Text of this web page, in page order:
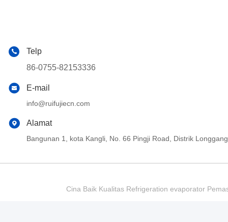
Telp
86-0755-82153336
E-mail
info@ruifujiecn.com
Alamat
Bangunan 1, kota Kangli, No. 66 Pingji Road, Distrik
Cina Baik Kualitas Refrigeration evaporator